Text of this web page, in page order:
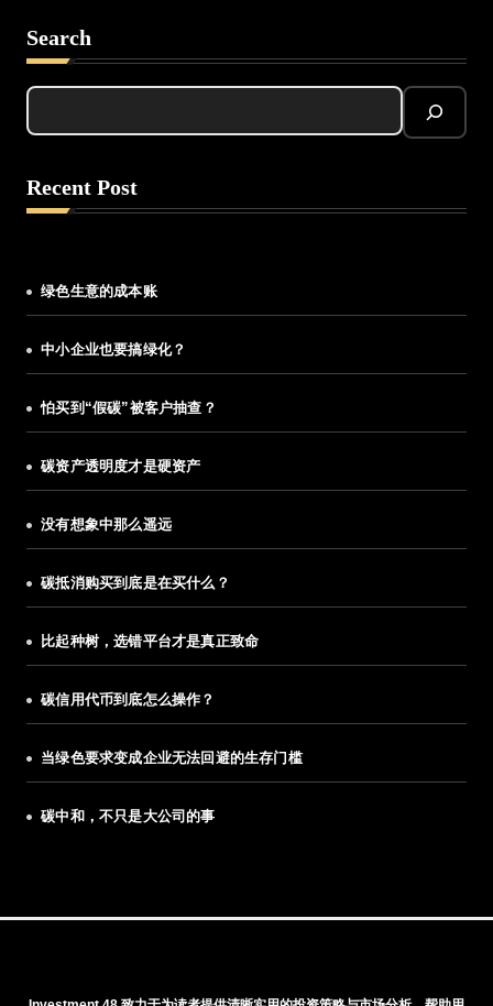
Search
Recent Post
绿色生意的成本账
中小企业也要搞绿化？
怕买到“假碳”被客户抽查？
碳资产透明度才是硬资产
没有想象中那么遥远
碳抵消购买到底是在买什么？
比起种树，选错平台才是真正致命
碳信用代币到底怎么操作？
当绿色要求变成企业无法回避的生存门槛
碳中和，不只是大公司的事